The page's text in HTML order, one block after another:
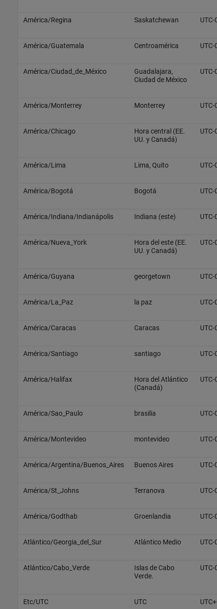
América/Regina Saskatchewan UTC-
América/Guatemala Centroamérica UTC-
América/Ciudad_de_México
Guadalajara,
Ciudad de México
UTC-
América/Monterrey Monterrey UTC-
América/Chicago
Hora central (EE.
UU. y Canadá)
UTC-
América/Lima Lima, Quito UTC-
América/Bogotá Bogotá UTC-
América/Indiana/Indianápolis Indiana (este) UTC-
América/Nueva_York
Hora del este (EE.
UU. y Canadá)
UTC-
América/Guyana georgetown UTC-
América/La_Paz la paz UTC-
América/Caracas Caracas UTC-
América/Santiago santiago UTC-
América/Halifax
Hora del Atlántico
(Canadá)
UTC-
América/Sao_Paulo brasilia UTC-
América/Montevideo montevideo UTC-
América/Argentina/Buenos_Aires Buenos Aires UTC-
América/St_Johns Terranova UTC-
América/Godthab Groenlandia UTC-
Atlántico/Georgia_del_Sur Atlántico Medio UTC-
Atlántico/Cabo_Verde
Islas de Cabo
Verde.
UTC-
Etc/UTC UTC